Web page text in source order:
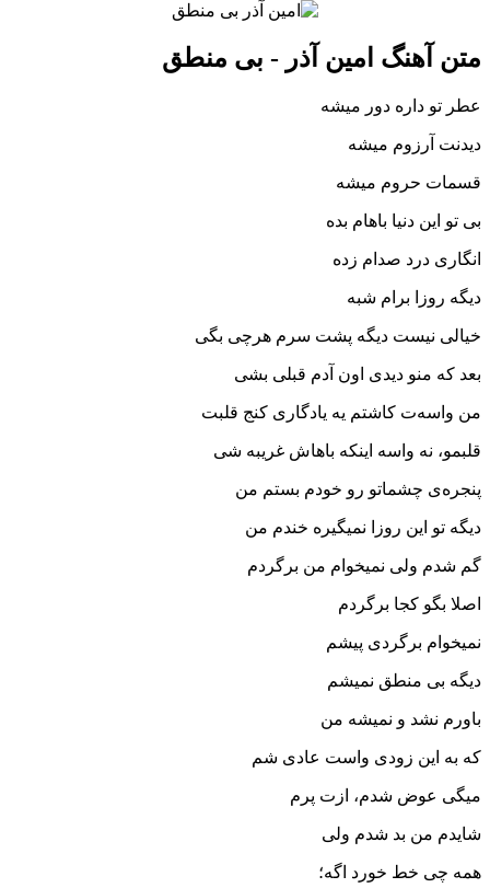
متن آهنگ امین آذر - بی منطق
عطر تو داره دور میشه
دیدنت آرزوم میشه
قسمات حروم میشه
بی تو این دنیا باهام بده
انگاری درد صدام زده
دیگه روزا برام شبه
خیالی نیست دیگه پشت سرم هرچی بگی
بعد که منو دیدی اون آدم قبلی بشی
من واسه‌ت کاشتم یه یادگاری کنج قلبت
قلبمو، نه واسه اینکه باهاش غریبه شی
پنجره‌ی چشماتو رو خودم بستم من
دیگه تو این روزا نمیگیره خندم من
گم شدم ولی نمیخوام من برگردم
اصلا بگو کجا برگردم
نمیخوام برگردی پیشم
دیگه بی منطق نمیشم
باورم نشد و نمیشه من
که به این زودی واست عادی شم
میگی عوض شدم، ازت پرم
شایدم من بد شدم ولی
همه چی خط خورد اگه؛